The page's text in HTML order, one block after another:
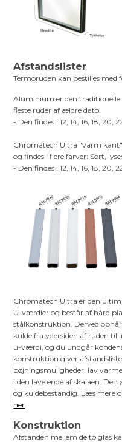
Afstandslister
Termoruden kan bestilles med
Aluminium er den traditionelle
fleste ruder af ældre dato.
- Den findes i 12, 14, 16, 18, 20,
Chromatech Ultra "varm
og findes i flere farver: Sort,
- Den findes i 12, 14, 16, 18, 20,
Chromatech Ultra er den
U-værdier og består af hård
stålkonstruktion. Derved
kulde fra ydersiden af ruden til
u-værdi, og du undgår
konstruktion giver
bøjningsmuligheder, lav
i den lave ende af skalaen.
og kuldebestandig. Læs mere
her
Konstruktion
Afstanden mellem de to glas